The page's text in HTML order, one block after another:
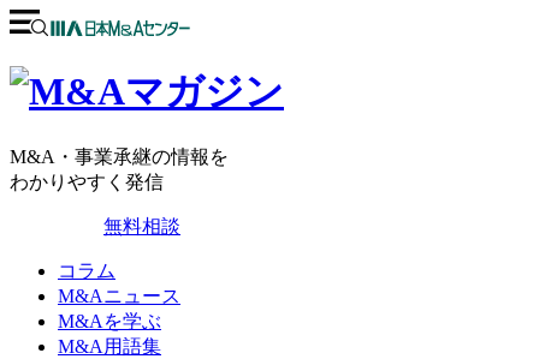
M&A・事業承継の情報を
わかりやすく発信
無料相談
コラム
M&Aニュース
M&Aを学ぶ
M&A用語集